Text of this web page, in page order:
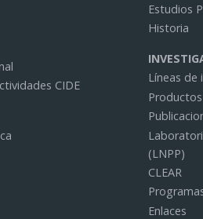
CIDE
Estudios
Historia
Líneas de
(LNPP)
CLEAR
Enlaces